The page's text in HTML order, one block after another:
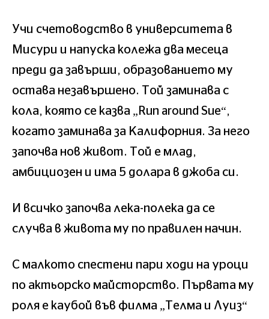
Учи счетоводство в университета в
Мисури и напуска колежа два месеца
преди да завърши, образованието му
остава незавършено. Той заминава с
кола, която се казва „Run around Sue“,
когато заминава за Калифорния. За него
започва нов живот. Той е млад,
амбициозен и има 5 долара в джоба си.
И всичко започва лека-полека да се
случва в живота му по правилен начин.
С малкото спестени пари ходи на уроци
по актьорско майсторство. Първата му
роля е каубой във филма „Телма и Луиз“